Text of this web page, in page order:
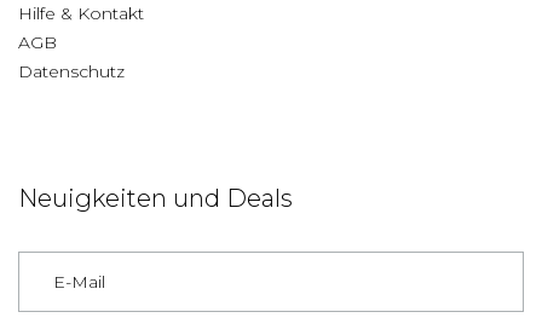
Hilfe & Kontakt
AGB
Datenschutz
Neuigkeiten und Deals